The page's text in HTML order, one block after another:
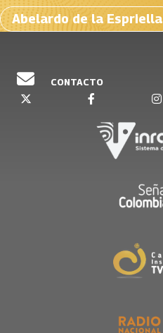
Abelardo de la Espriella
CONTACTO